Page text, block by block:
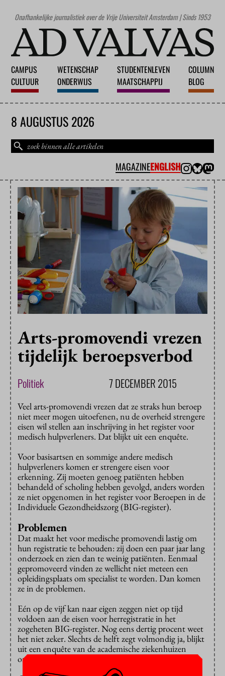
Onafhankelijke journalistiek over de Vrije Universiteit Amsterdam | Sinds 1953
CAMPUS
CULTUUR
WETENSCHAP
ONDERWIJS
STUDENTENLEVEN
MAATSCHAPPIJ
COLUMN
BLOG
8 AUGUSTUS 2026
MAGAZINEENGLISH
Arts-promovendi vrezen
tijdelijk beroepsverbod
Politiek 7 DECEMBER 2015
Veel arts-promovendi vrezen dat ze straks hun beroep
niet meer mogen uitoefenen, nu de overheid strengere
eisen wil stellen aan inschrijving in het register voor
medisch hulpverleners. Dat blijkt uit een enquête.
Voor basisartsen en sommige andere medisch
hulpverleners komen er strengere eisen voor
erkenning. Zij moeten genoeg patiënten hebben
behandeld of scholing hebben gevolgd, anders worden
ze niet opgenomen in het register voor Beroepen in de
Individuele Gezondheidszorg (BIG-register).
Problemen
Dat maakt het voor medische promovendi lastig om
hun registratie te behouden: zij doen een paar jaar lang
onderzoek en zien dan te weinig patiënten. Eenmaal
gepromoveerd vinden ze wellicht niet meteen een
opleidingsplaats om specialist te worden. Dan komen
ze in de problemen.
Eén op de vijf kan naar eigen zeggen niet op tijd
voldoen aan de eisen voor herregistratie in het
zogeheten BIG-register. Nog eens dertig procent weet
het niet zeker. Slechts de helft zegt volmondig ja, blijkt
uit een enquête van de academische ziekenhuizen
onder bijna twaalfhonderd promovendi.